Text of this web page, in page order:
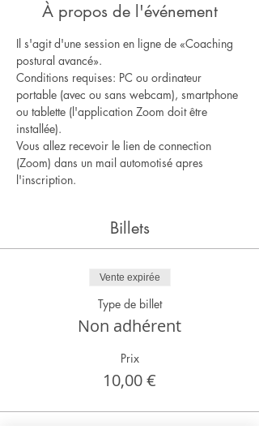
À propos de l'événement
Il s'agit d'une session en ligne de «Coaching
postural avancé».
Conditions requises: PC ou ordinateur
portable (avec ou sans webcam), smartphone
ou tablette (l'application Zoom doit être
installée).
Vous allez recevoir le lien de connection
(Zoom) dans un mail automotisé apres
l'inscription.
Billets
Vente expirée
Type de billet
Non adhérent
Prix
10,00 €